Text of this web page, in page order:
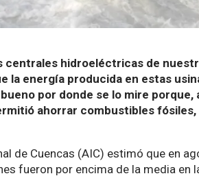
centrales hidroeléctricas de
la energía producida en estas
por donde se lo mire
ahorrar combustibles
de Cuencas (AIC) estimó que en
fueron por encima de la media en